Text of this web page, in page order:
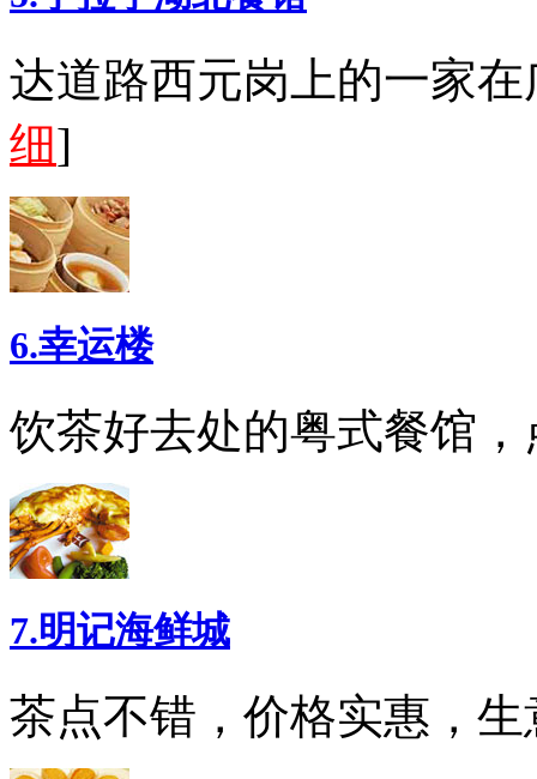
达道路西元岗上的一家
细]
6.幸运楼
饮茶好去处的粤式餐馆
7.明记海鲜城
茶点不错，价格实惠，